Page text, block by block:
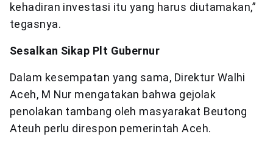
kehadiran investasi itu yang harus diutamakan,”
tegasnya.
Sesalkan Sikap Plt Gubernur
Dalam kesempatan yang sama, Direktur Walhi
Aceh, M Nur mengatakan bahwa gejolak
penolakan tambang oleh masyarakat Beutong
Ateuh perlu direspon pemerintah Aceh.